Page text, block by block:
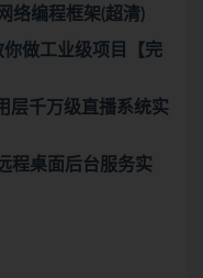
络编程框架(超清)
做工业级项目【完
层千万级直播系统实
程桌面后台服务实